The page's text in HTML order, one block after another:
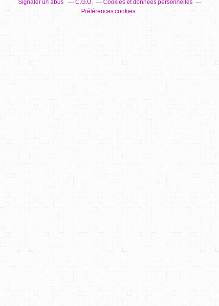
Signaler un abus C.G.U.
Cookies et données personnelles
Préférences cookies